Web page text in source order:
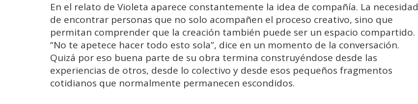
En el relato de Violeta aparece constantemente la idea de compañía. La necesidad
de encontrar personas que no solo acompañen el proceso creativo, sino que
permitan comprender que la creación también puede ser un espacio compartido.
“No te apetece hacer todo esto sola”, dice en un momento de la conversación.
Quizá por eso buena parte de su obra termina construyéndose desde las
experiencias de otros, desde lo colectivo y desde esos pequeños fragmentos
cotidianos que normalmente permanecen escondidos.